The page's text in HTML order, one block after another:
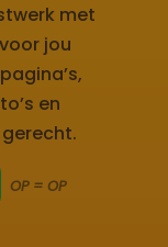
met
jou
en
OP = OP